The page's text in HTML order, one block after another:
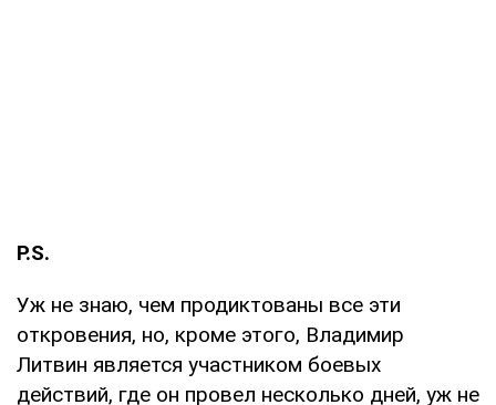
P.S.
Уж не знаю, чем продиктованы все эти
откровения, но, кроме этого, Владимир
Литвин является участником боевых
действий, где он провел несколько дней, уж не